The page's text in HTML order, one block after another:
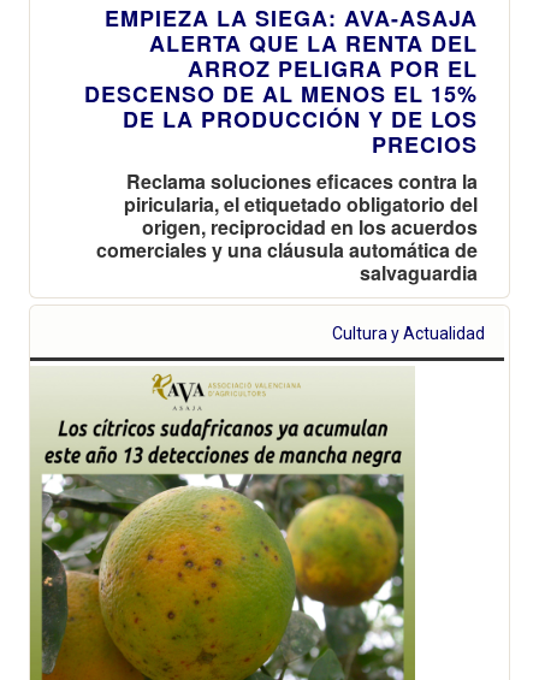
EMPIEZA LA SIEGA: AVA-ASAJA
ALERTA QUE LA RENTA DEL
ARROZ PELIGRA POR EL
DESCENSO DE AL MENOS EL 15%
DE LA PRODUCCIÓN Y DE LOS
PRECIOS
Reclama soluciones eficaces contra la
piricularia, el etiquetado obligatorio del
origen, reciprocidad en los acuerdos
comerciales y una cláusula automática de
salvaguardia
Cultura y Actualidad